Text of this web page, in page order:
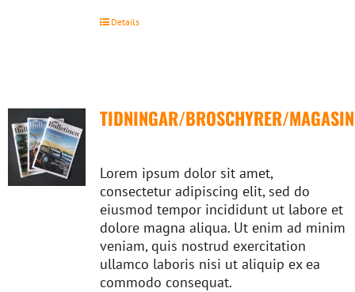
Details
TIDNINGAR/BROSCHYRER/MAGASIN
Lorem ipsum dolor sit amet,
consectetur adipiscing elit, sed do
eiusmod tempor incididunt ut labore et
dolore magna aliqua. Ut enim ad minim
veniam, quis nostrud exercitation
ullamco laboris nisi ut aliquip ex ea
commodo consequat.